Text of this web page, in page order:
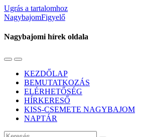
Ugrás a tartalomhoz
NagybajomFigyelő
Nagybajomi hírek oldala
Váltás
mobil
menüre
Használja
keresés
mezőt
KEZDŐLAP
BEMUTATKOZÁS
ELÉRHETŐSÉG
HÍRKERESŐ
KISS-CSEMETE NAGYBAJOM
NAPTÁR